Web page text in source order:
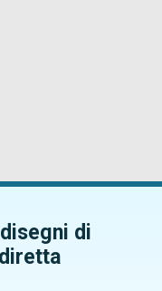
di